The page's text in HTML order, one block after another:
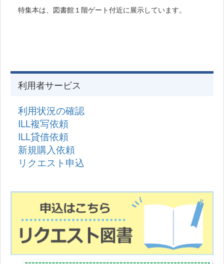
特集本は、図書館１階ゲート付近に展示しています。
利用者サービス
利用状況の確認
ILL複写依頼
ILL貸借依頼
新規購入依頼
リクエスト申込